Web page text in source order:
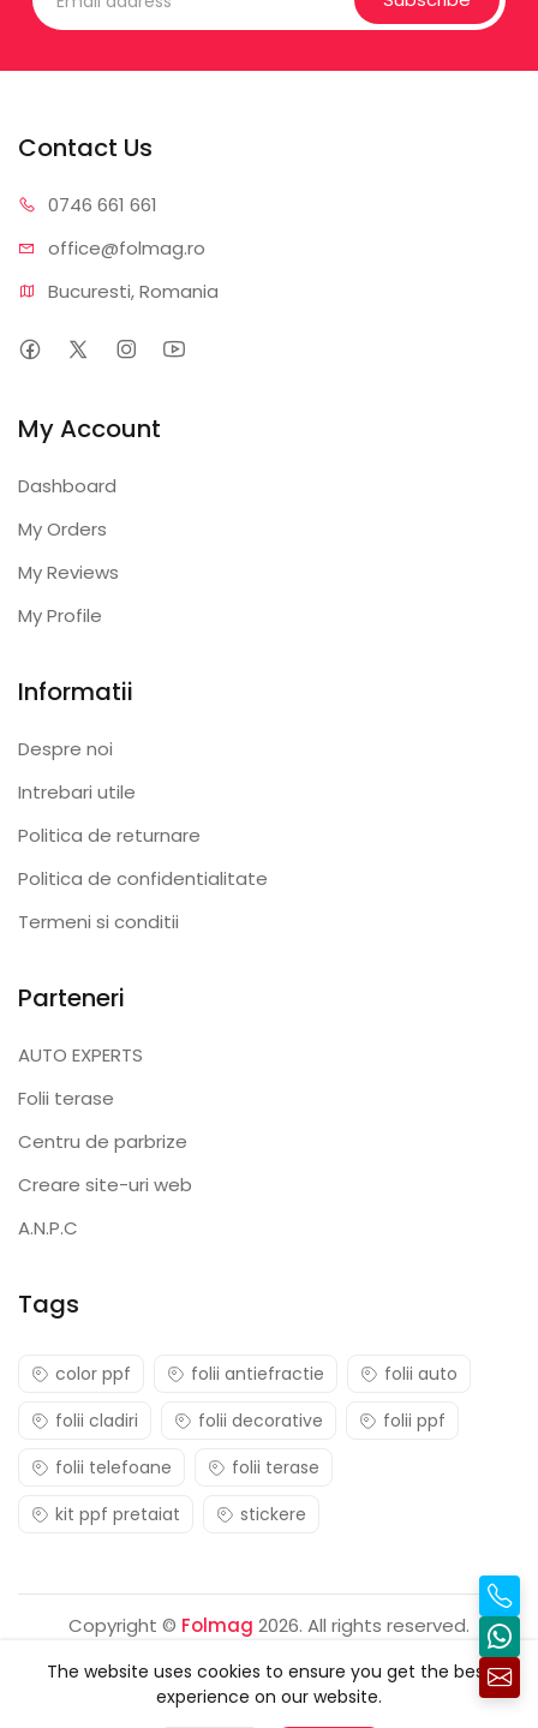
Contact Us
0746 661 661
office@folmag.ro
Bucuresti, Romania
My Account
Dashboard
My Orders
My Reviews
My Profile
Informatii
Despre noi
Intrebari utile
Politica de returnare
Politica de confidentialitate
Termeni si conditii
Parteneri
AUTO EXPERTS
Folii terase
Centru de parbrize
Creare site-uri web
A.N.P.C
Tags
color ppf folii antiefractie
folii auto
folii cladiri
folii decorative
folii ppf
folii telefoane
folii terase
kit ppf pretaiat
stickere
Copyright © Folmag 2026. All rights reserved.
The website uses cookies to ensure you get the best
experience on our website.